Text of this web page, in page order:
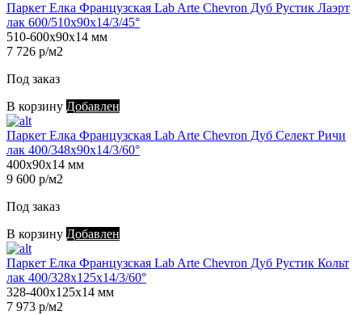
Паркет Елка Французская Lab Arte Chevron Дуб Рустик Лаэрт
лак 600/510х90х14/3/45°
510-600х90х14 мм
7 726 р/м2
Под заказ
В корзину Добавлен
Паркет Елка Французская Lab Arte Chevron Дуб Селект Ричи
лак 400/348х90х14/3/60°
400х90х14 мм
9 600 р/м2
Под заказ
В корзину Добавлен
Паркет Елка Французская Lab Arte Chevron Дуб Рустик Кольт
лак 400/328х125х14/3/60°
328-400х125х14 мм
7 973 р/м2